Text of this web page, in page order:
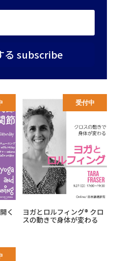
る subscribe
く
受付中
ヨガとロルフィング® クロ
スの動きで身体が変わる